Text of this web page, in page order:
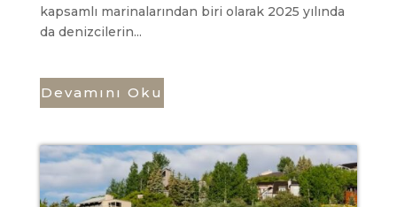
kapsamlı marinalarından biri olarak 2025 yılında
da denizcilerin...
Devamını Oku